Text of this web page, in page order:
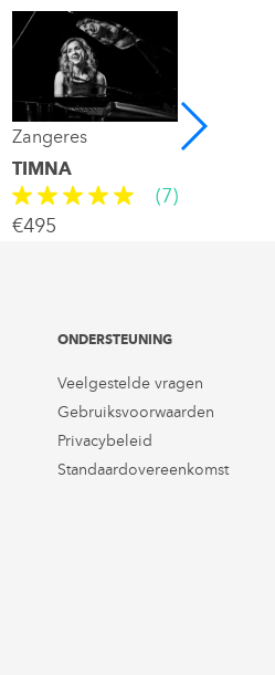
Zangeres
TIMNA
(7)
€495
ONDERSTEUNING
Veelgestelde vragen
Gebruiksvoorwaarden
Privacybeleid
Standaardovereenkomst